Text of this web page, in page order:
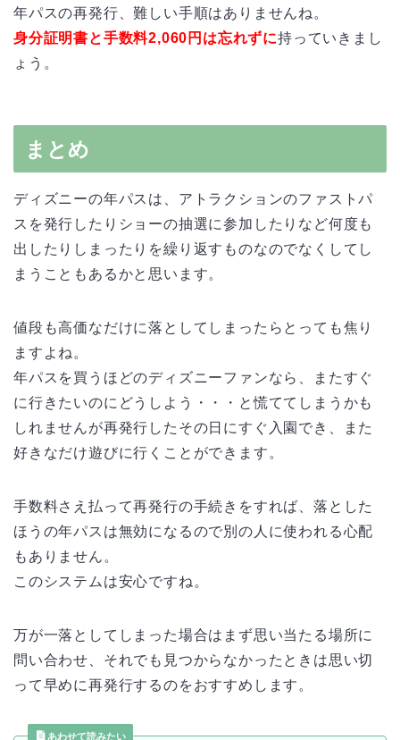
年パスの再発行、難しい手順はありませんね。
身分証明書と手数料2,060円は忘れずに持っていきまし
ょう。
まとめ
ディズニーの年パスは、アトラクションのファストパ
スを発行したりショーの抽選に参加したりなど何度も
出したりしまったりを繰り返すものなのでなくしてし
まうこともあるかと思います。
値段も高価なだけに落としてしまったらとっても焦り
ますよね。
年パスを買うほどのディズニーファンなら、またすぐ
に行きたいのにどうしよう・・・と慌ててしまうかも
しれませんが再発行したその日にすぐ入園でき、また
好きなだけ遊びに行くことができます。
手数料さえ払って再発行の手続きをすれば、落とした
ほうの年パスは無効になるので別の人に使われる心配
もありません。
このシステムは安心ですね。
万が一落としてしまった場合はまず思い当たる場所に
問い合わせ、それでも見つからなかったときは思い切
って早めに再発行するのをおすすめします。
あわせて読みたい